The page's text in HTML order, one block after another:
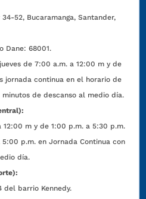
34-52, Bucaramanga, Santander,
Dane: 68001.
de 7:00 a.m. a 12:00 m y de
jornada continua en el horario de
de descanso al medio día.
m y de 1:00 p.m. a 5:30 p.m.
en Jornada Continua con
día.
del barrio Kennedy.